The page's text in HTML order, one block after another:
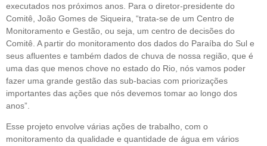
executados nos próximos anos. Para o diretor-presidente do
Comitê, João Gomes de Siqueira, “trata-se de um Centro de
Monitoramento e Gestão, ou seja, um centro de decisões do
Comitê. A partir do monitoramento dos dados do Paraíba do Sul e
seus afluentes e também dados de chuva de nossa região, que é
uma das que menos chove no estado do Rio, nós vamos poder
fazer uma grande gestão das sub-bacias com priorizações
importantes das ações que nós devemos tomar ao longo dos
anos”.
Esse projeto envolve várias ações de trabalho, com o
monitoramento da qualidade e quantidade de água em vários